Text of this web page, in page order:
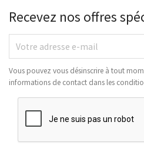
Recevez nos offres
Vous pouvez vous désinscrire à tout
informations de contact dans les